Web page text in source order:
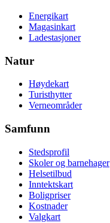
Energikart
Magasinkart
Ladestasjoner
Natur
Høydekart
Turisthytter
Verneområder
Samfunn
Stedsprofil
Skoler og barnehager
Helsetilbud
Inntektskart
Boligpriser
Kostnader
Valgkart